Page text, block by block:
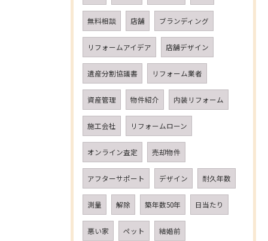
無料相談 店舗 ブランディング
リフォームアイデア 店舗デザイン
遺産分割協議書 リフォーム業者
資産管理 物件紹介 内装リフォーム
施工会社 リフォームローン
オンライン査定 売却物件
アフターサポート デザイン 耐久年数
測量 解除 築年数50年 日当たり
悪い家 ペット 結婚前